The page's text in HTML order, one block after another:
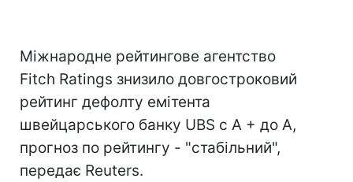
Міжнародне рейтингове агентство
Fitch Ratings знизило довгостроковий
рейтинг дефолту емітента
швейцарського банку UBS c А + до А,
прогноз по рейтингу - "стабільний",
передає Reuters.